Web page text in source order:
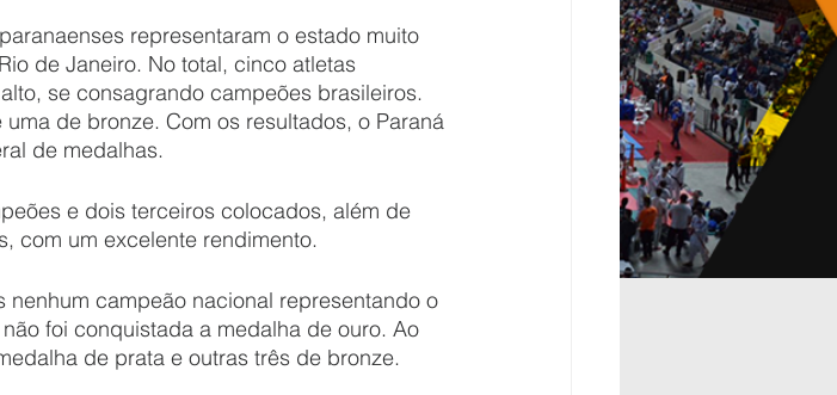
representaram o estado muito
de Janeiro. No total, cinco atletas
se consagrando campeões brasileiros.
de bronze. Com os resultados, o Paraná
de medalhas.
e dois terceiros colocados, além de
com um excelente rendimento.
nenhum campeão nacional representando o
foi conquistada a medalha de ouro. Ao
de prata e outras três de bronze.